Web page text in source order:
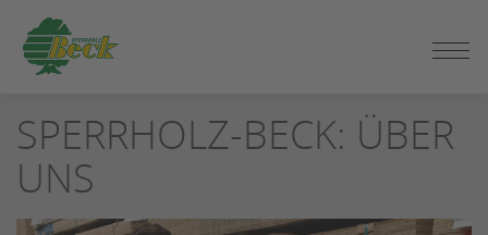
ZUM
SEITENINHALT
SPRINGEN
SPERRHOLZ-BECK: ÜBER
UNS